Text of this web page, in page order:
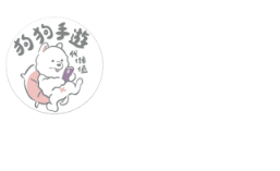
至
要